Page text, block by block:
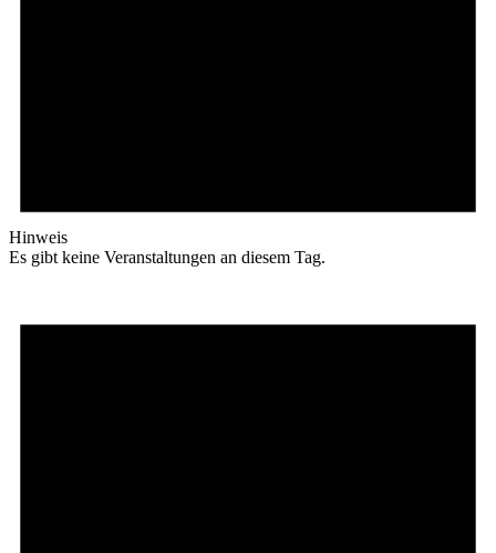
Hinweis
Es gibt keine Veranstaltungen an diesem Tag.